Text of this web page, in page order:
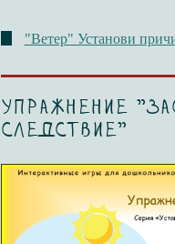
"Ветер" Установи
Упражнение
следствие"